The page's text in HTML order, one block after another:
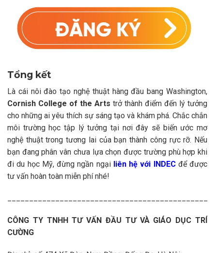
Tổng kết
Là cái nôi đào tạo nghệ thuật hàng đầu bang Washington,
Cornish College of the Arts trở thành điểm đến lý tưởng
cho những ai yêu thích sự sáng tạo và khám phá. Chắc chắn
môi trường học tập lý tưởng tại nơi đây sẽ biến ước mơ
nghệ thuật trong tương lai của bạn thành công rực rỡ. Nếu
bạn đang phân vân chưa lựa chọn được trường phù hợp khi
đi du học Mỹ, đừng ngần ngại liên hệ với INDECđể được
tư vấn hoàn toàn miễn phí nhé!
CÔNG TY TNHH TƯ VẤN ĐẦU TƯ VÀ GIÁO DỤC TRÍ
CƯỜNG